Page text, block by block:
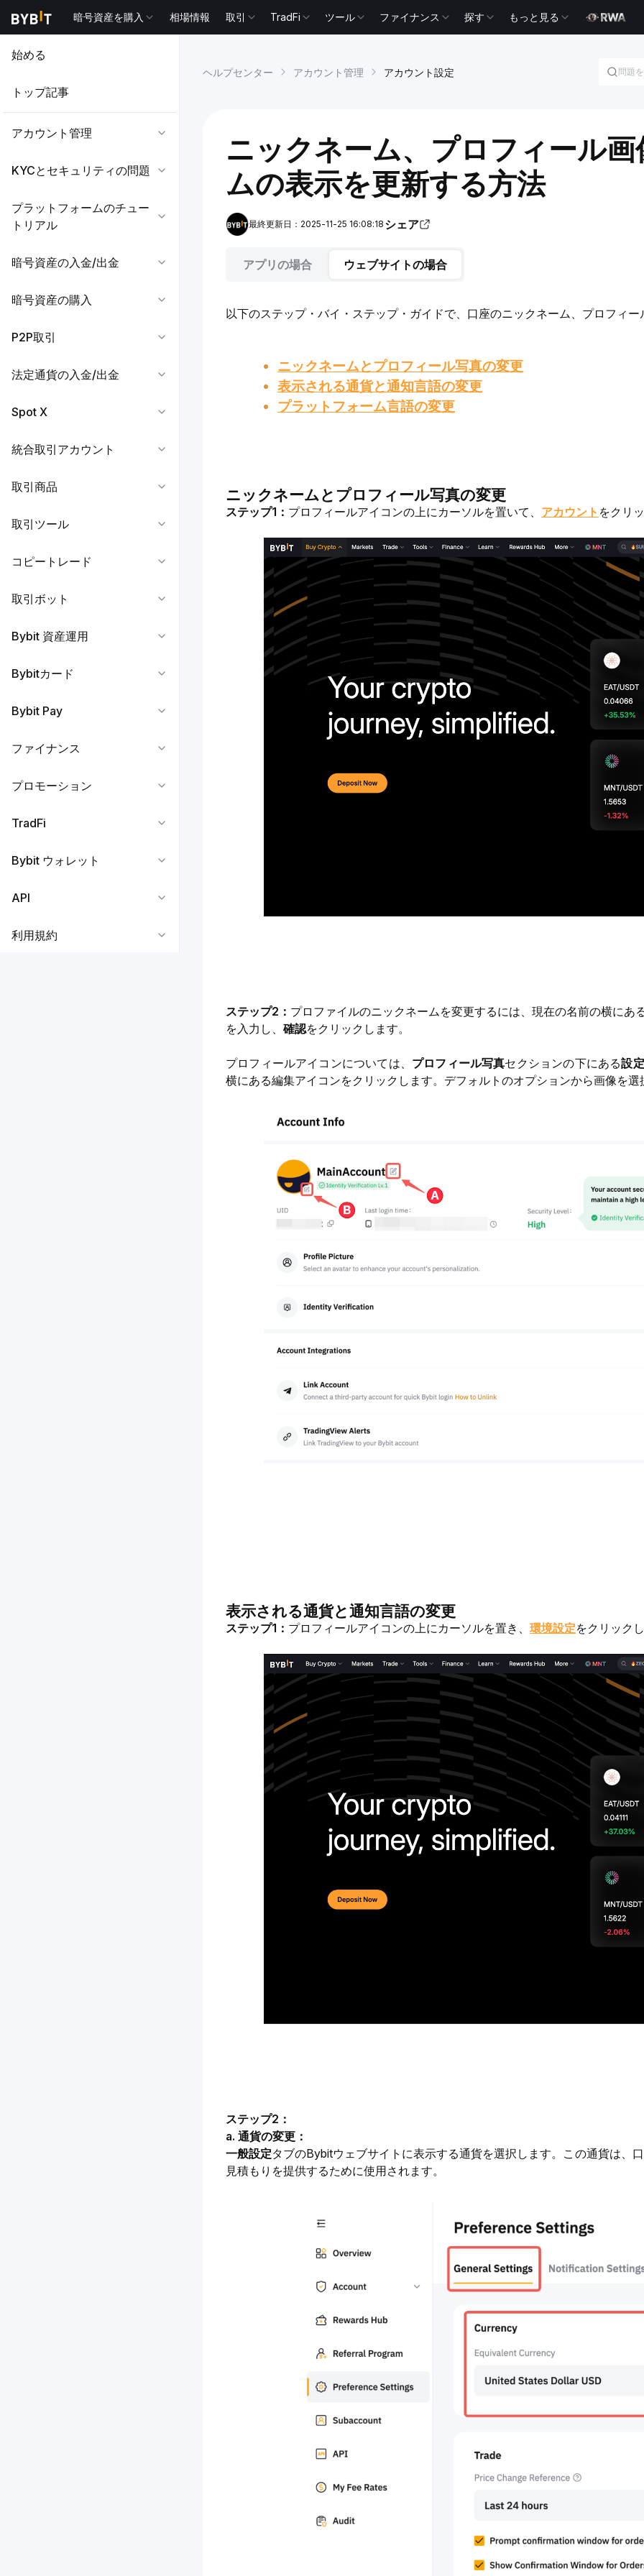
暗号資産を購入 相場情報 取引 TradFi ツール ファイナンス 探す もっと見る
始める
トップ記事
アカウント管理
KYCとセキュリティの問題
プラットフォームのチュー
トリアル
暗号資産の入金/出金
暗号資産の購入
P2P取引
法定通貨の入金/出金
Spot X
統合取引アカウント
取引商品
取引ツール
コピートレード
取引ボット
Bybit 資産運用
Bybitカード
Bybit Pay
ファイナンス
プロモーション
TradFi
Bybit ウォレット
API
利用規約
ヘルプセンター アカウント管理 アカウント設定
ニックネーム、プロフィール
ムの表示を更新する方法
最終更新日：2025-11-25 16:08:18 シェア
アプリの場合 ウェブサイトの場合
以下のステップ・バイ・ステップ・ガイドで、口座のニックネーム、プロフィ
ニックネームとプロフィール写真の変更
表示される通貨と通知言語の変更
プラットフォーム言語の変更
ニックネームとプロフィール写真の変更
ステップ1： プロフィールアイコンの上にカーソルを置いて、 アカウント をクリ
ステップ2： プロファイルのニックネームを変更するには、現在の名前の横に
を入力し、 確認をクリックします。
プロフィールアイコンについては、 プロフィール写真セクションの下にある設定
横にある編集アイコンをクリックします。デフォルトのオプションから画像を選
表示される通貨と通知言語の変更
ステップ1： プロフィールアイコンの上にカーソルを置き、 環境設定をクリック
ステップ2：
a. 通貨の変更：
一般設定タブのBybitウェブサイトに表示する通貨を選択します。この通貨は、
見積もりを提供するために使用されます。